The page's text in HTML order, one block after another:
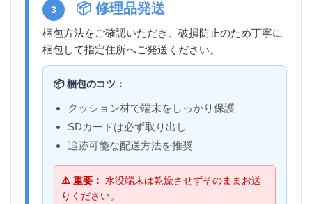
3 📦 修理品発送
梱包方法をご確認いただき、破損防止のため丁寧に
梱包して指定住所へご発送ください。
📦 梱包のコツ：
クッション材で端末をしっかり保護
SDカードは必ず取り出し
追跡可能な配送方法を推奨
⚠️ 重要： 水没端末は乾燥させずそのままお送
りください。